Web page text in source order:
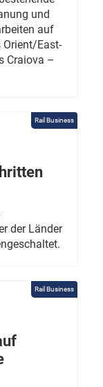
und
auf
East-
Craiova –
Rail Business
der Länder
Rail Business